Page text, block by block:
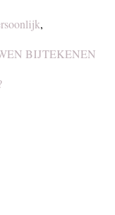
,
BIJTEKENEN